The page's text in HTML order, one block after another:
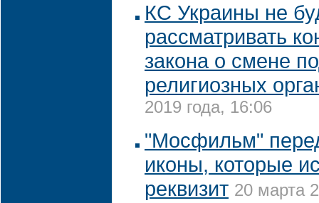
КС Украины не
рассматривать
закона о смене
религиозных
2019 года, 16:06
"Мосфильм"
иконы, которые
реквизит 20 марта